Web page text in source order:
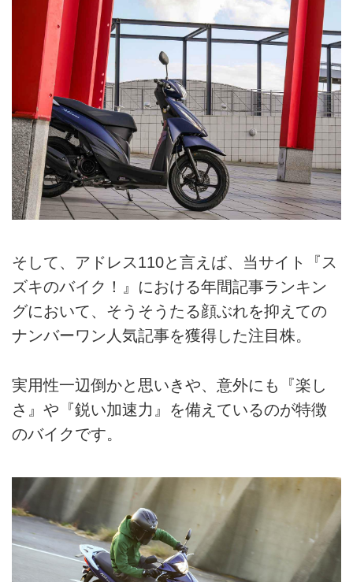
そして、アドレス110と言えば、当サイト『ス
ズキのバイク！』における年間記事ランキン
グにおいて、そうそうたる顔ぶれを抑えての
ナンバーワン人気記事を獲得した注目株。
実用性一辺倒かと思いきや、意外にも『楽し
さ』や『鋭い加速力』を備えているのが特徴
のバイクです。